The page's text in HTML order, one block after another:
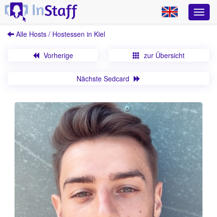
Alle Hosts / Hostessen in Kiel
Vorherige zur Übersicht
Nächste Sedcard